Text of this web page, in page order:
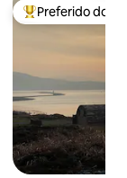
Entre os
Preferido dos